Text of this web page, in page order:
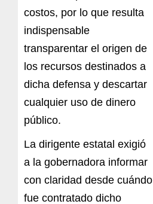
costos, por lo que resulta
indispensable
transparentar el origen de
los recursos destinados a
dicha defensa y descartar
cualquier uso de dinero
público.
La dirigente estatal exigió
a la gobernadora informar
con claridad desde cuándo
fue contratado dicho